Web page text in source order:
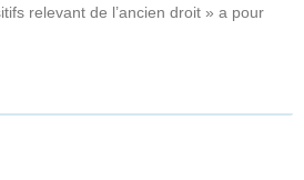
relevant de l’ancien droit » a pour